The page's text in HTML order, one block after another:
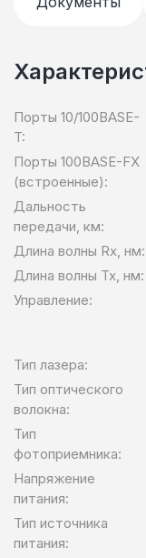
Порты 10/100BASE-
T:
Порты 100BASE-FX
(встроенные):
Дальность
передачи, км:
Длина волны Rx, нм:
Длина волны Tx, нм:
Управление:
Тип лазера:
Тип оптического
волокна:
Тип
фотоприемника:
Напряжение
питания:
Тип источника
питания: